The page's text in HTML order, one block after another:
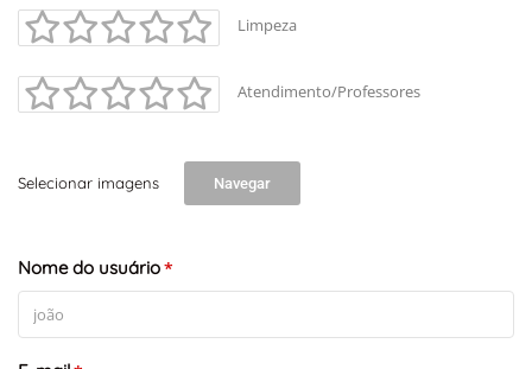
Limpeza
Atendimento/Professores
Selecionar imagens Navegar
Nome do usuário*